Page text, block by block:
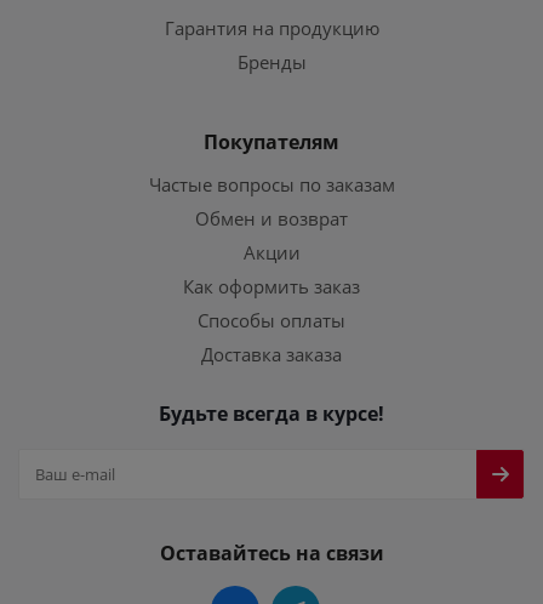
Гарантия на продукцию
Бренды
Покупателям
Частые вопросы по заказам
Обмен и возврат
Акции
Как оформить заказ
Способы оплаты
Доставка заказа
Будьте всегда в курсе!
Оставайтесь на связи